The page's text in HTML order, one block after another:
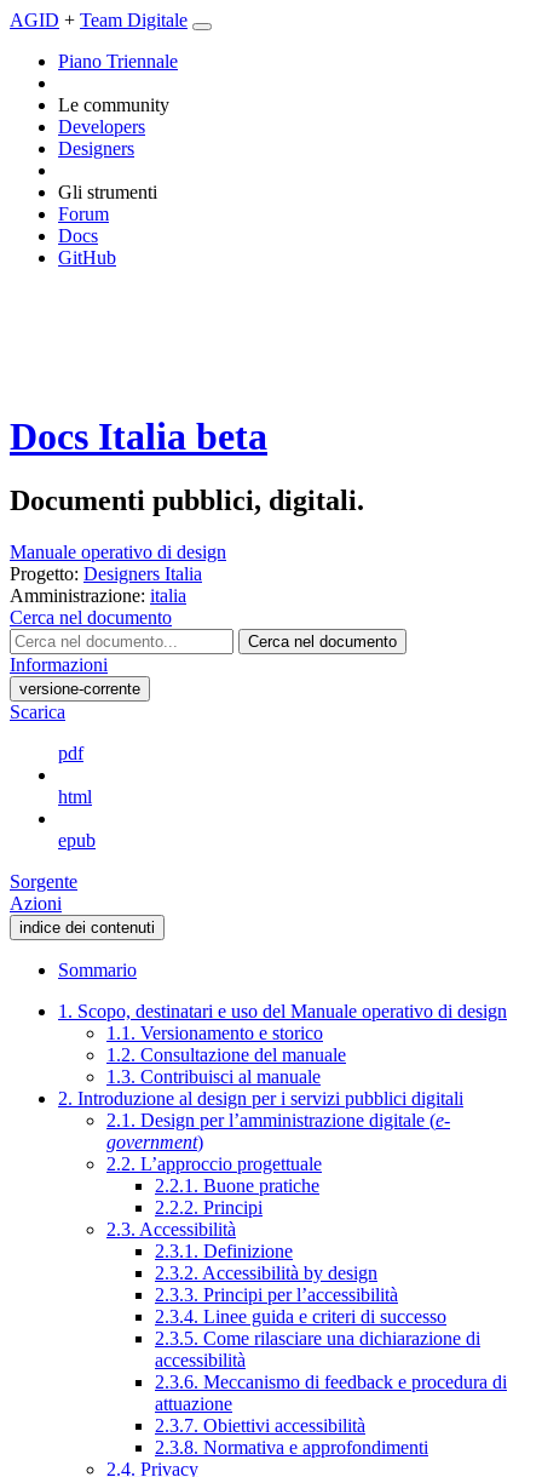
AGID + Team Digitale
Piano Triennale
Le community
Developers
Designers
Gli strumenti
Forum
Docs
GitHub
Docs Italia beta
Documenti pubblici, digitali.
Manuale operativo di design
Progetto: Designers Italia
Amministrazione: italia
Cerca nel documento
Cerca nel documento
Informazioni
versione-corrente
Scarica
pdf
html
epub
Sorgente
Azioni
indice dei contenuti
Sommario
1. Scopo, destinatari e uso del Manuale operativo di design
1.1. Versionamento e storico
1.2. Consultazione del manuale
1.3. Contribuisci al manuale
2. Introduzione al design per i servizi pubblici digitali
2.1. Design per l’amministrazione digitale (e-
government)
2.2. L’approccio progettuale
2.2.1. Buone pratiche
2.2.2. Principi
2.3. Accessibilità
2.3.1. Definizione
2.3.2. Accessibilità by design
2.3.3. Principi per l’accessibilità
2.3.4. Linee guida e criteri di successo
2.3.5. Come rilasciare una dichiarazione di
accessibilità
2.3.6. Meccanismo di feedback e procedura di
attuazione
2.3.7. Obiettivi accessibilità
2.3.8. Normativa e approfondimenti
2.4. Privacy